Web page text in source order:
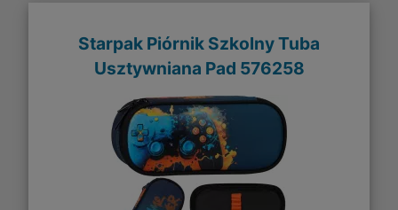
Starpak Piórnik Szkolny Tuba
Usztywniana Pad 576258